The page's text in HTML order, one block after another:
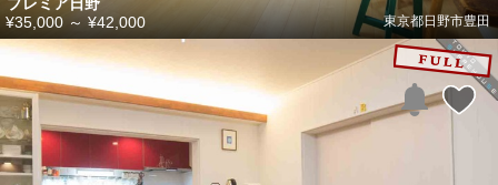
プレミア日野
東京都日野市豊田
¥35,000 ～ ¥42,000